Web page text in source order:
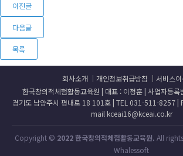
이전글
다음글
목록
회사소개 개인정보취급방침
서비스
한국창의적체험활동교육원 | 대표 : 이정훈 | 사업자등
경기도 남양주시 평내로 18 101호 | TEL 031-511-8257 |
mail kceai16@kceai.co.kr
Copyright © 2022 한국창의적체험활동교육원. All
Whalessoft